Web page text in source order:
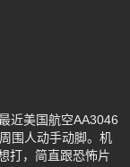
近美国航空AA3046
围人动手动脚。机
打，简直跟恐怖片